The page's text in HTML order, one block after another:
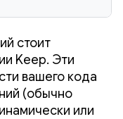
стоит
Keep. Эти
вашего кода
(обычно
или